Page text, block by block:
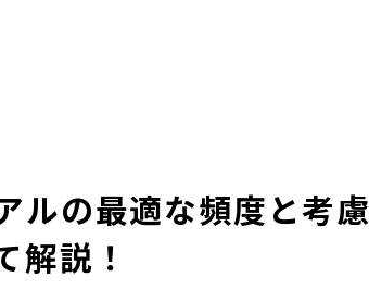
ルの最適な頻度と考慮
解説！